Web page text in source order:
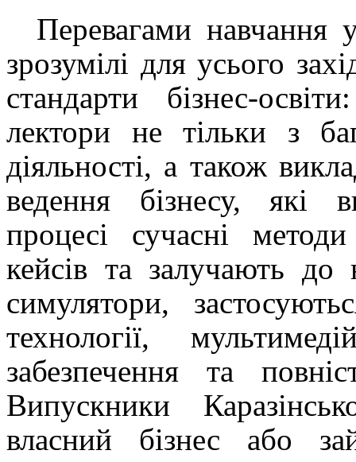
Перевагами навчання
зрозумілі для усього
стандарти бізнес-
лектори не тільки з
діяльності, а також
ведення бізнесу, які
процесі сучасні
кейсів та залучають до
симулятори,
технології,
забезпечення та
Випускники
власний бізнес або